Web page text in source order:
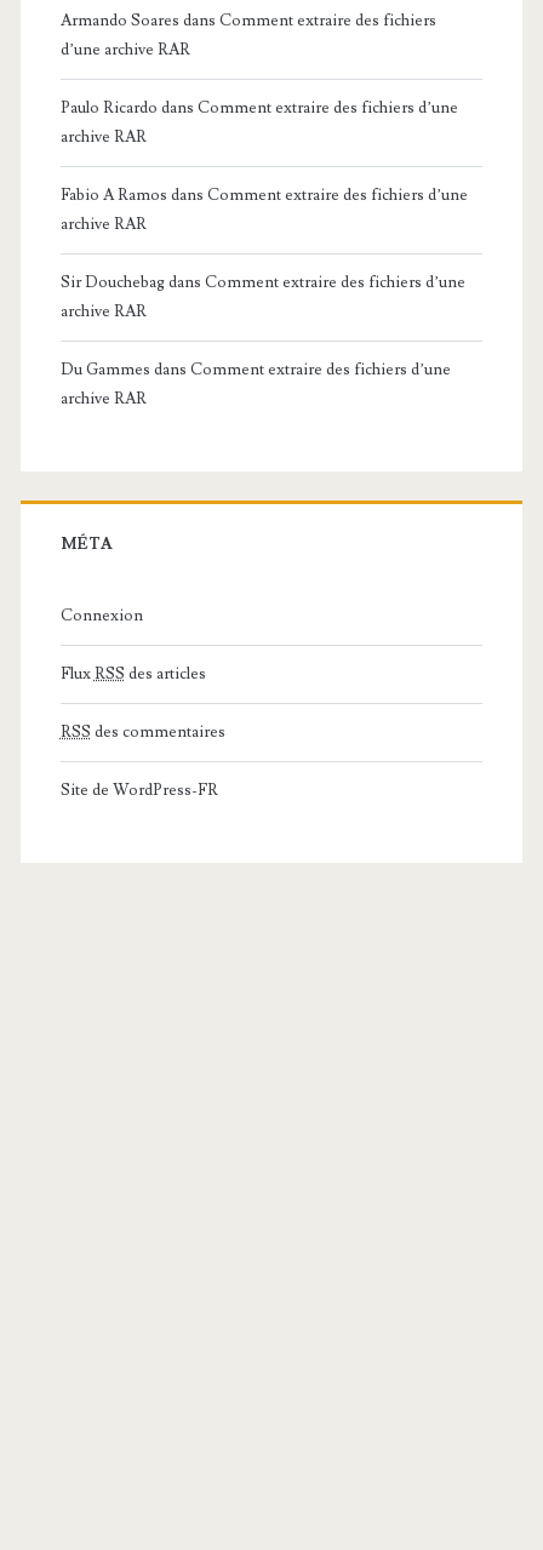
Armando Soares dans Comment extraire des fichiers
d’une archive RAR
Paulo Ricardo dans Comment extraire des fichiers d’une
archive RAR
Fabio A Ramos dans Comment extraire des fichiers d’une
archive RAR
Sir Douchebagdans Comment extraire des fichiers d’une
archive RAR
Du Gammes dans Comment extraire des fichiers d’une
archive RAR
MÉTA
Connexion
FluxRSS des articles
RSS des commentaires
Site de WordPress-FR